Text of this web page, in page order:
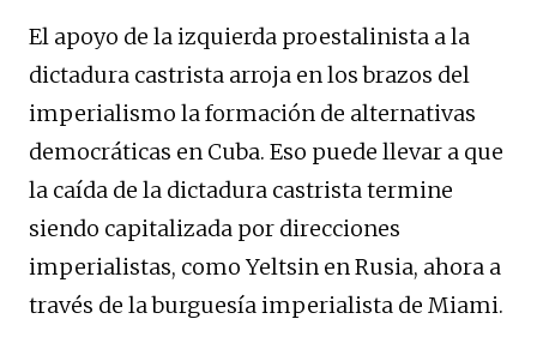
El apoyo de la izquierda proestalinista a la
dictadura castrista arroja en los brazos del
imperialismo la formación de alternativas
democráticas en Cuba. Eso puede llevar a que
la caída de la dictadura castrista termine
siendo capitalizada por direcciones
imperialistas, como Yeltsin en Rusia, ahora a
través de la burguesía imperialista de Miami.